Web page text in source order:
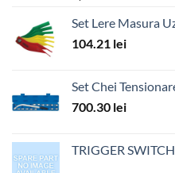
Set Lere Masura
104.21 lei
Set Chei
700.30 lei
TRIGGER SWITCH